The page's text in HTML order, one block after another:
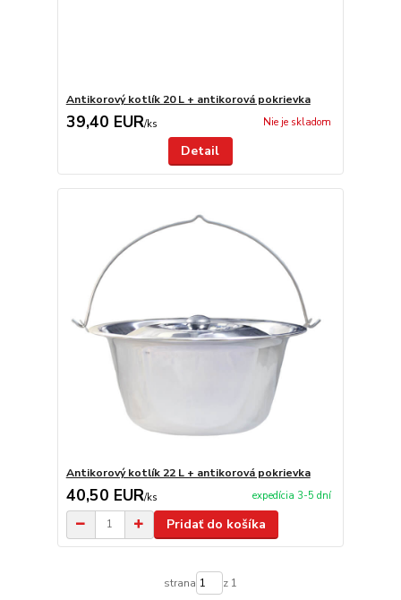
Antikorový kotlík 20 L + antikorová pokrievka
39,40 EUR/ks Nie je skladom
Detail
Antikorový kotlík 22 L + antikorová pokrievka
40,50 EUR/ks expedícia 3-5 dní
Pridať do košíka
strana z 1